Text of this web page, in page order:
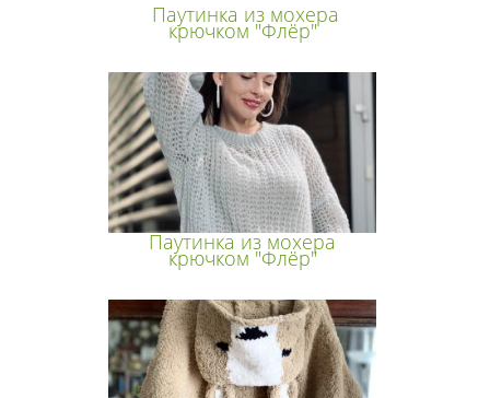
Паутинка из мохера
крючком "Флёр"
Паутинка из мохера
крючком "Флёр"